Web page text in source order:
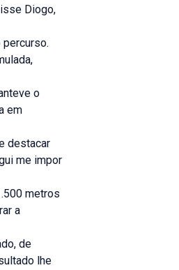
Diogo,
o
em
destacar
me impor
metros
a
de
lhe